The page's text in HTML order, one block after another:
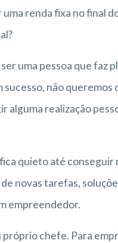
uma renda fixa no final
uma pessoa que faz
não
alguma realização
quieto até
novas tarefas,
empreendedor.
chefe. Para